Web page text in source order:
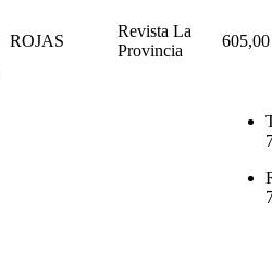
ROJAS
Revista La
Provincia
605,00